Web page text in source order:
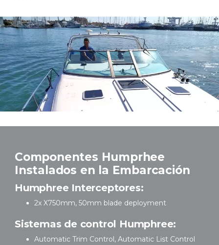
Componentes Humprhee
Instalados en la Embarcación
Humphree Interceptores:
2x X750mm, 50mm blade deployment
Sistemas de control Humphree:
Automatic Trim Control, Automatic List Control